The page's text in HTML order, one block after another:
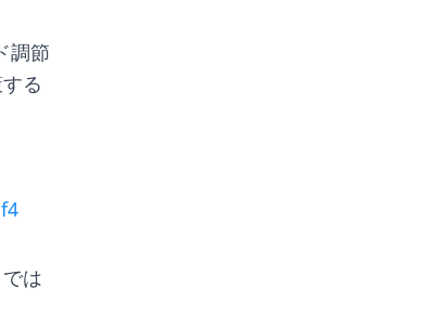
調節
る
は